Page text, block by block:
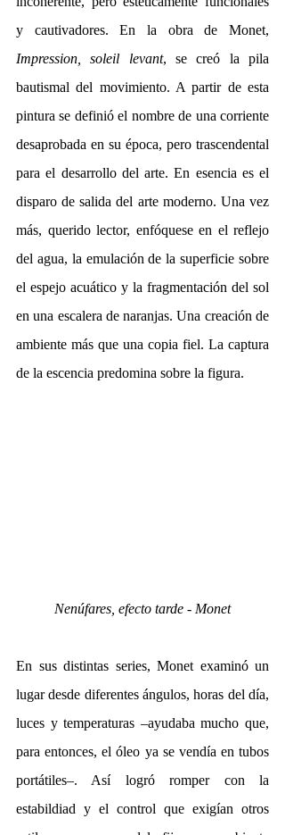
Impression, soleil levant, se creó la pila
bautismal del movimiento. A partir de esta
pintura se definió el nombre de una corriente
desaprobada en su época, pero trascendental
para el desarrollo del arte. En esencia es el
disparo de salida del arte moderno. Una vez
más, querido lector, enfóquese en el reflejo
del agua, la emulación de la superficie sobre
el espejo acuático y la fragmentación del sol
en una escalera de naranjas. Una creación de
ambiente más que una copia fiel. La captura
de la escencia predomina sobre la figura.
Nenúfares, efecto tarde - Monet
En sus distintas series, Monet examinó un
lugar desde diferentes ángulos, horas del día,
luces y temperaturas –ayudaba mucho que,
para entonces, el óleo ya se vendía en tubos
portátiles–. Así logró romper con la
estabildiad y el control que exigían otros